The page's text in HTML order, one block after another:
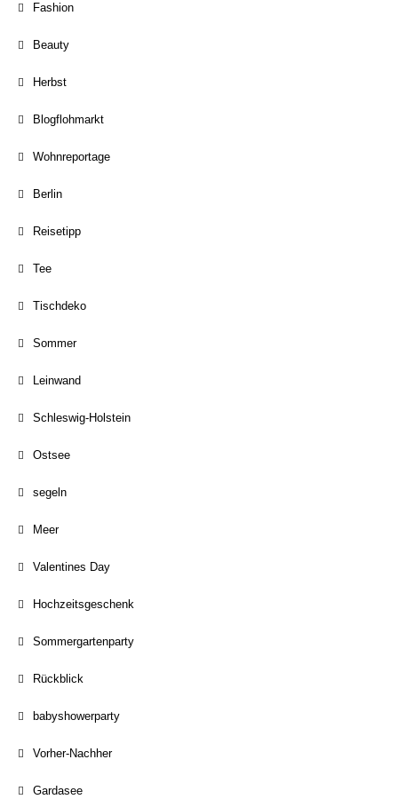
Fashion
Beauty
Herbst
Blogflohmarkt
Wohnreportage
Berlin
Reisetipp
Tee
Tischdeko
Sommer
Leinwand
Schleswig-Holstein
Ostsee
segeln
Meer
Valentines Day
Hochzeitsgeschenk
Sommergartenparty
Rückblick
babyshowerparty
Vorher-Nachher
Gardasee